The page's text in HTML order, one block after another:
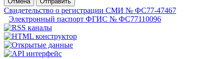
Свидетельство о регистрации СМИ № ФС77-47467
Электронный паспорт ФГИС № ФС77110096